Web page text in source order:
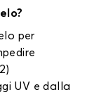
per
UV e dalla